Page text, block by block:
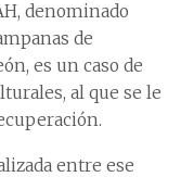
denominado
de
es un caso de
al que se le
entre ese